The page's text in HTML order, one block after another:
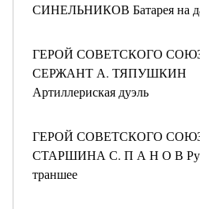
СИНЕЛЬНИКОВ Батарея на
ГЕРОЙ СОВЕТСКОГО
СЕРЖАНТ А. ТЯПУШКИН
Артиллериская дуэль
ГЕРОЙ СОВЕТСКОГО
СТАРШИНА С. П А Н О В
траншее